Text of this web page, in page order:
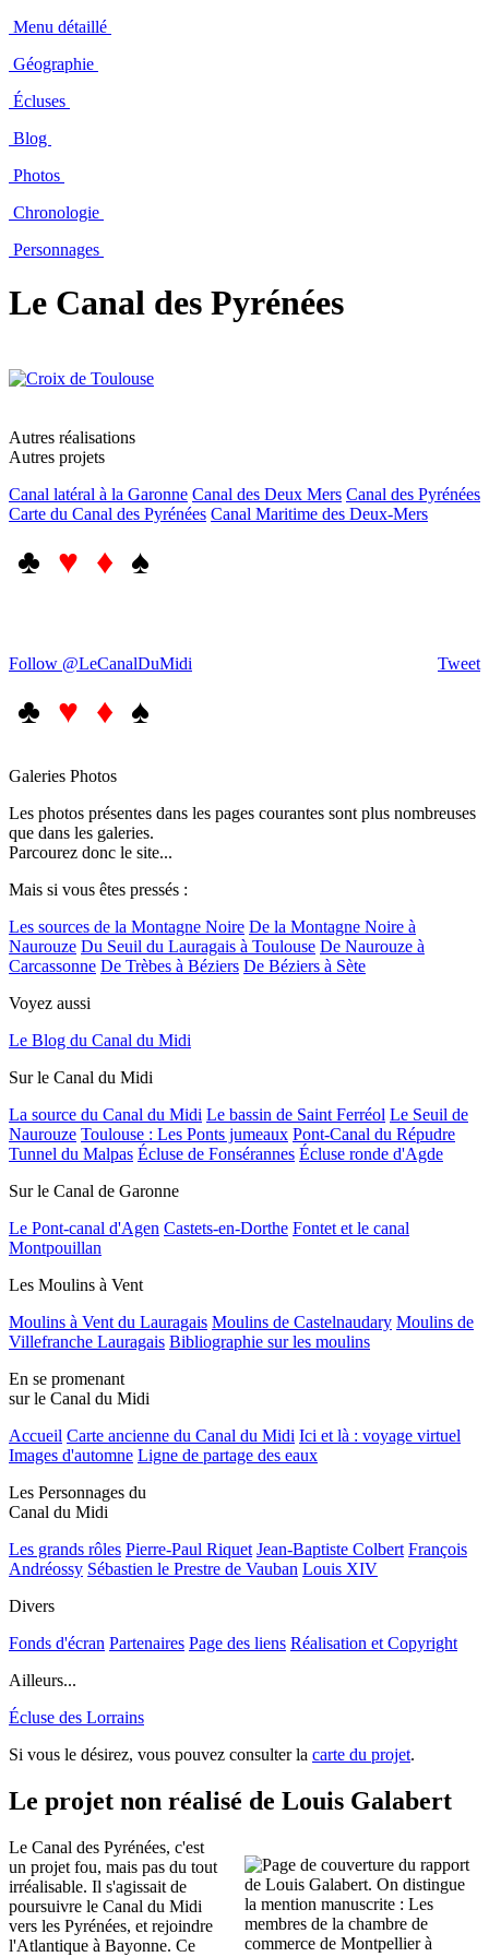
Menu détaillé
Géographie
Écluses
Blog
Photos
Chronologie
Personnages
Le Canal des Pyrénées
Autres réalisations
Autres projets
Canal latéral à la Garonne Canal des Deux Mers Canal des Pyrénées
Carte du Canal des Pyrénées Canal Maritime des Deux-Mers
♣ ♥ ♦ ♠
Tweet
Follow @LeCanalDuMidi
♣ ♥ ♦ ♠
Galeries Photos
Les photos présentes dans les pages courantes sont plus nombreuses
que dans les galeries.
Parcourez donc le site...
Mais si vous êtes pressés :
Les sources de la Montagne Noire De la Montagne Noire à
Naurouze Du Seuil du Lauragais à Toulouse De Naurouze à
Carcassonne De Trèbes à Béziers De Béziers à Sète
Voyez aussi
Le Blog du Canal du Midi
Sur le Canal du Midi
La source du Canal du Midi Le bassin de Saint Ferréol Le Seuil de
Naurouze Toulouse : Les Ponts jumeaux Pont-Canal du Répudre
Tunnel du Malpas Écluse de Fonsérannes Écluse ronde d'Agde
Sur le Canal de Garonne
Le Pont-canal d'Agen Castets-en-Dorthe Fontet et le canal
Montpouillan
Les Moulins à Vent
Moulins à Vent du Lauragais Moulins de Castelnaudary Moulins de
Villefranche Lauragais Bibliographie sur les moulins
En se promenant
sur le Canal du Midi
Accueil Carte ancienne du Canal du Midi Ici et là : voyage virtuel
Images d'automne Ligne de partage des eaux
Les Personnages du
Canal du Midi
Les grands rôles Pierre-Paul Riquet Jean-Baptiste Colbert François
Andréossy Sébastien le Prestre de Vauban Louis XIV
Divers
Fonds d'écran Partenaires Page des liens Réalisation et Copyright
Ailleurs...
Écluse des Lorrains
Si vous le désirez, vous pouvez consulter la carte du projet.
Le projet non réalisé de Louis Galabert
Le Canal des Pyrénées, c'est
un projet fou, mais pas du tout
irréalisable. Il s'agissait de
poursuivre le Canal du Midi
vers les Pyrénées, et rejoindre
l'Atlantique à Bayonne. Ce